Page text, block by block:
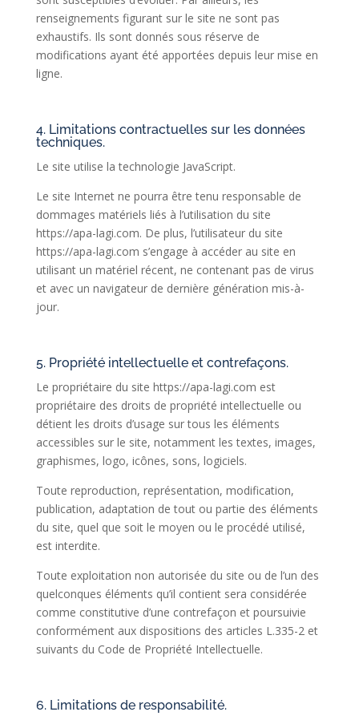
renseignements figurant sur le site ne sont pas
exhaustifs. Ils sont donnés sous réserve de
modifications ayant été apportées depuis leur mise en
ligne.
4. Limitations contractuelles sur les données
techniques.
Le site utilise la technologie JavaScript.
Le site Internet ne pourra être tenu responsable de
dommages matériels liés à l’utilisation du site
https://apa-lagi.com. De plus, l’utilisateur du site
https://apa-lagi.com s’engage à accéder au site en
utilisant un matériel récent, ne contenant pas de virus
et avec un navigateur de dernière génération mis-à-
jour.
5. Propriété intellectuelle et contrefaçons.
Le propriétaire du site https://apa-lagi.com est
propriétaire des droits de propriété intellectuelle ou
détient les droits d’usage sur tous les éléments
accessibles sur le site, notamment les textes, images,
graphismes, logo, icônes, sons, logiciels.
Toute reproduction, représentation, modification,
publication, adaptation de tout ou partie des éléments
du site, quel que soit le moyen ou le procédé utilisé,
est interdite.
Toute exploitation non autorisée du site ou de l’un des
quelconques éléments qu’il contient sera considérée
comme constitutive d’une contrefaçon et poursuivie
conformément aux dispositions des articles L.335-2 et
suivants du Code de Propriété Intellectuelle.
6. Limitations de responsabilité.